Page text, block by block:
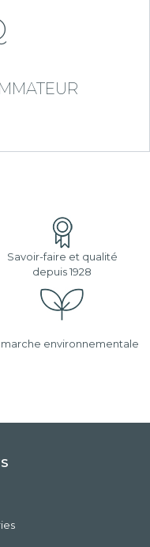
Savoir-faire et qualité
depuis 1928
environnementale